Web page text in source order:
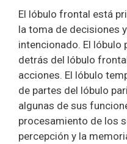
El lóbulo frontal está
la toma de decisiones
intencionado. El lóbulo
detrás del lóbulo
acciones. El lóbulo
de partes del lóbulo
algunas de sus
procesamiento de los
percepción y la